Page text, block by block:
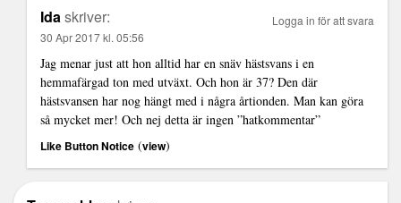
Idaskriver:
30 Apr 2017 kl. 05:56
Jag menar just att hon alltid har en snäv hästsvans i en
hemmafärgad ton med utväxt. Och hon är 37? Den där
hästsvansen har nog hängt med i några årtionden. Man kan göra
så mycket mer! Och nej detta är ingen ”hatkommentar”
Like Button Notice (view)
Logga in för att svara